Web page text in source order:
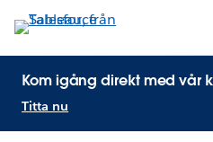
Kom igång direkt med vår
Titta nu